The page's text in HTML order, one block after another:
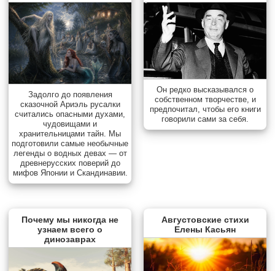
Задолго до появления
сказочной Ариэль русалки
считались опасными духами,
чудовищами и
хранительницами тайн. Мы
подготовили самые необычные
легенды о водных девах — от
древнерусских поверий до
мифов Японии и Скандинавии.
Он редко высказывался о
собственном творчестве, и
предпочитал, чтобы его книги
говорили сами за себя.
Почему мы никогда не
узнаем всего о
динозаврах
Августовские стихи
Елены Касьян